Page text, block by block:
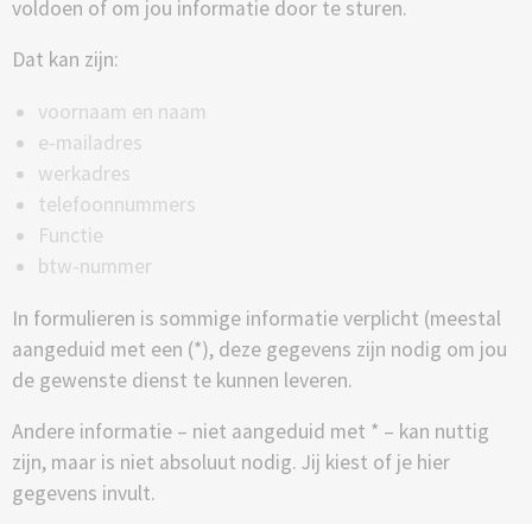
voldoen of om jou informatie door te sturen.
Dat kan zijn:
voornaam en naam
e-mailadres
werkadres
telefoonnummers
Functie
btw-nummer
In formulieren is sommige informatie verplicht (meestal
aangeduid met een (*), deze gegevens zijn nodig om jou
de gewenste dienst te kunnen leveren.
Andere informatie – niet aangeduid met * – kan nuttig
zijn, maar is niet absoluut nodig. Jij kiest of je hier
gegevens invult.